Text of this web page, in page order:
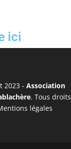
ici
2023 -Association
. Tous droits
légales